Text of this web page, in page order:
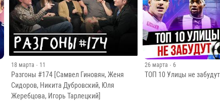
18 марта · 11
Разгоны #174 [Самвел Гиновян, Женя
Сидоров, Никита Дубровский, Юля
Жеребцова, Игорь Тарлецкий]
26 марта · 6
ТОП 10 Улицы не забудут